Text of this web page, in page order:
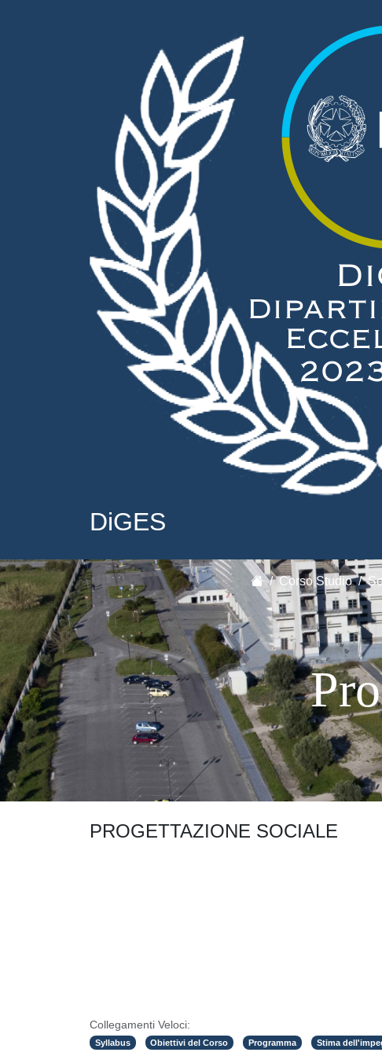
DiGES
Corso Studio
PROGETTAZIONE SOCIALE
Collegamenti Veloci:
Syllabus Obiettivi del Corso Programma Stima